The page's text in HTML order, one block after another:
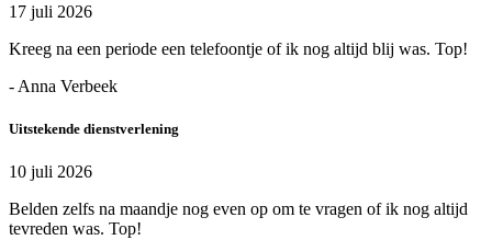
17 juli 2026
Kreeg na een periode een telefoontje of ik nog altijd blij was. Top!
- Anna Verbeek
Uitstekende dienstverlening
10 juli 2026
Belden zelfs na maandje nog even op om te vragen of ik nog altijd
tevreden was. Top!